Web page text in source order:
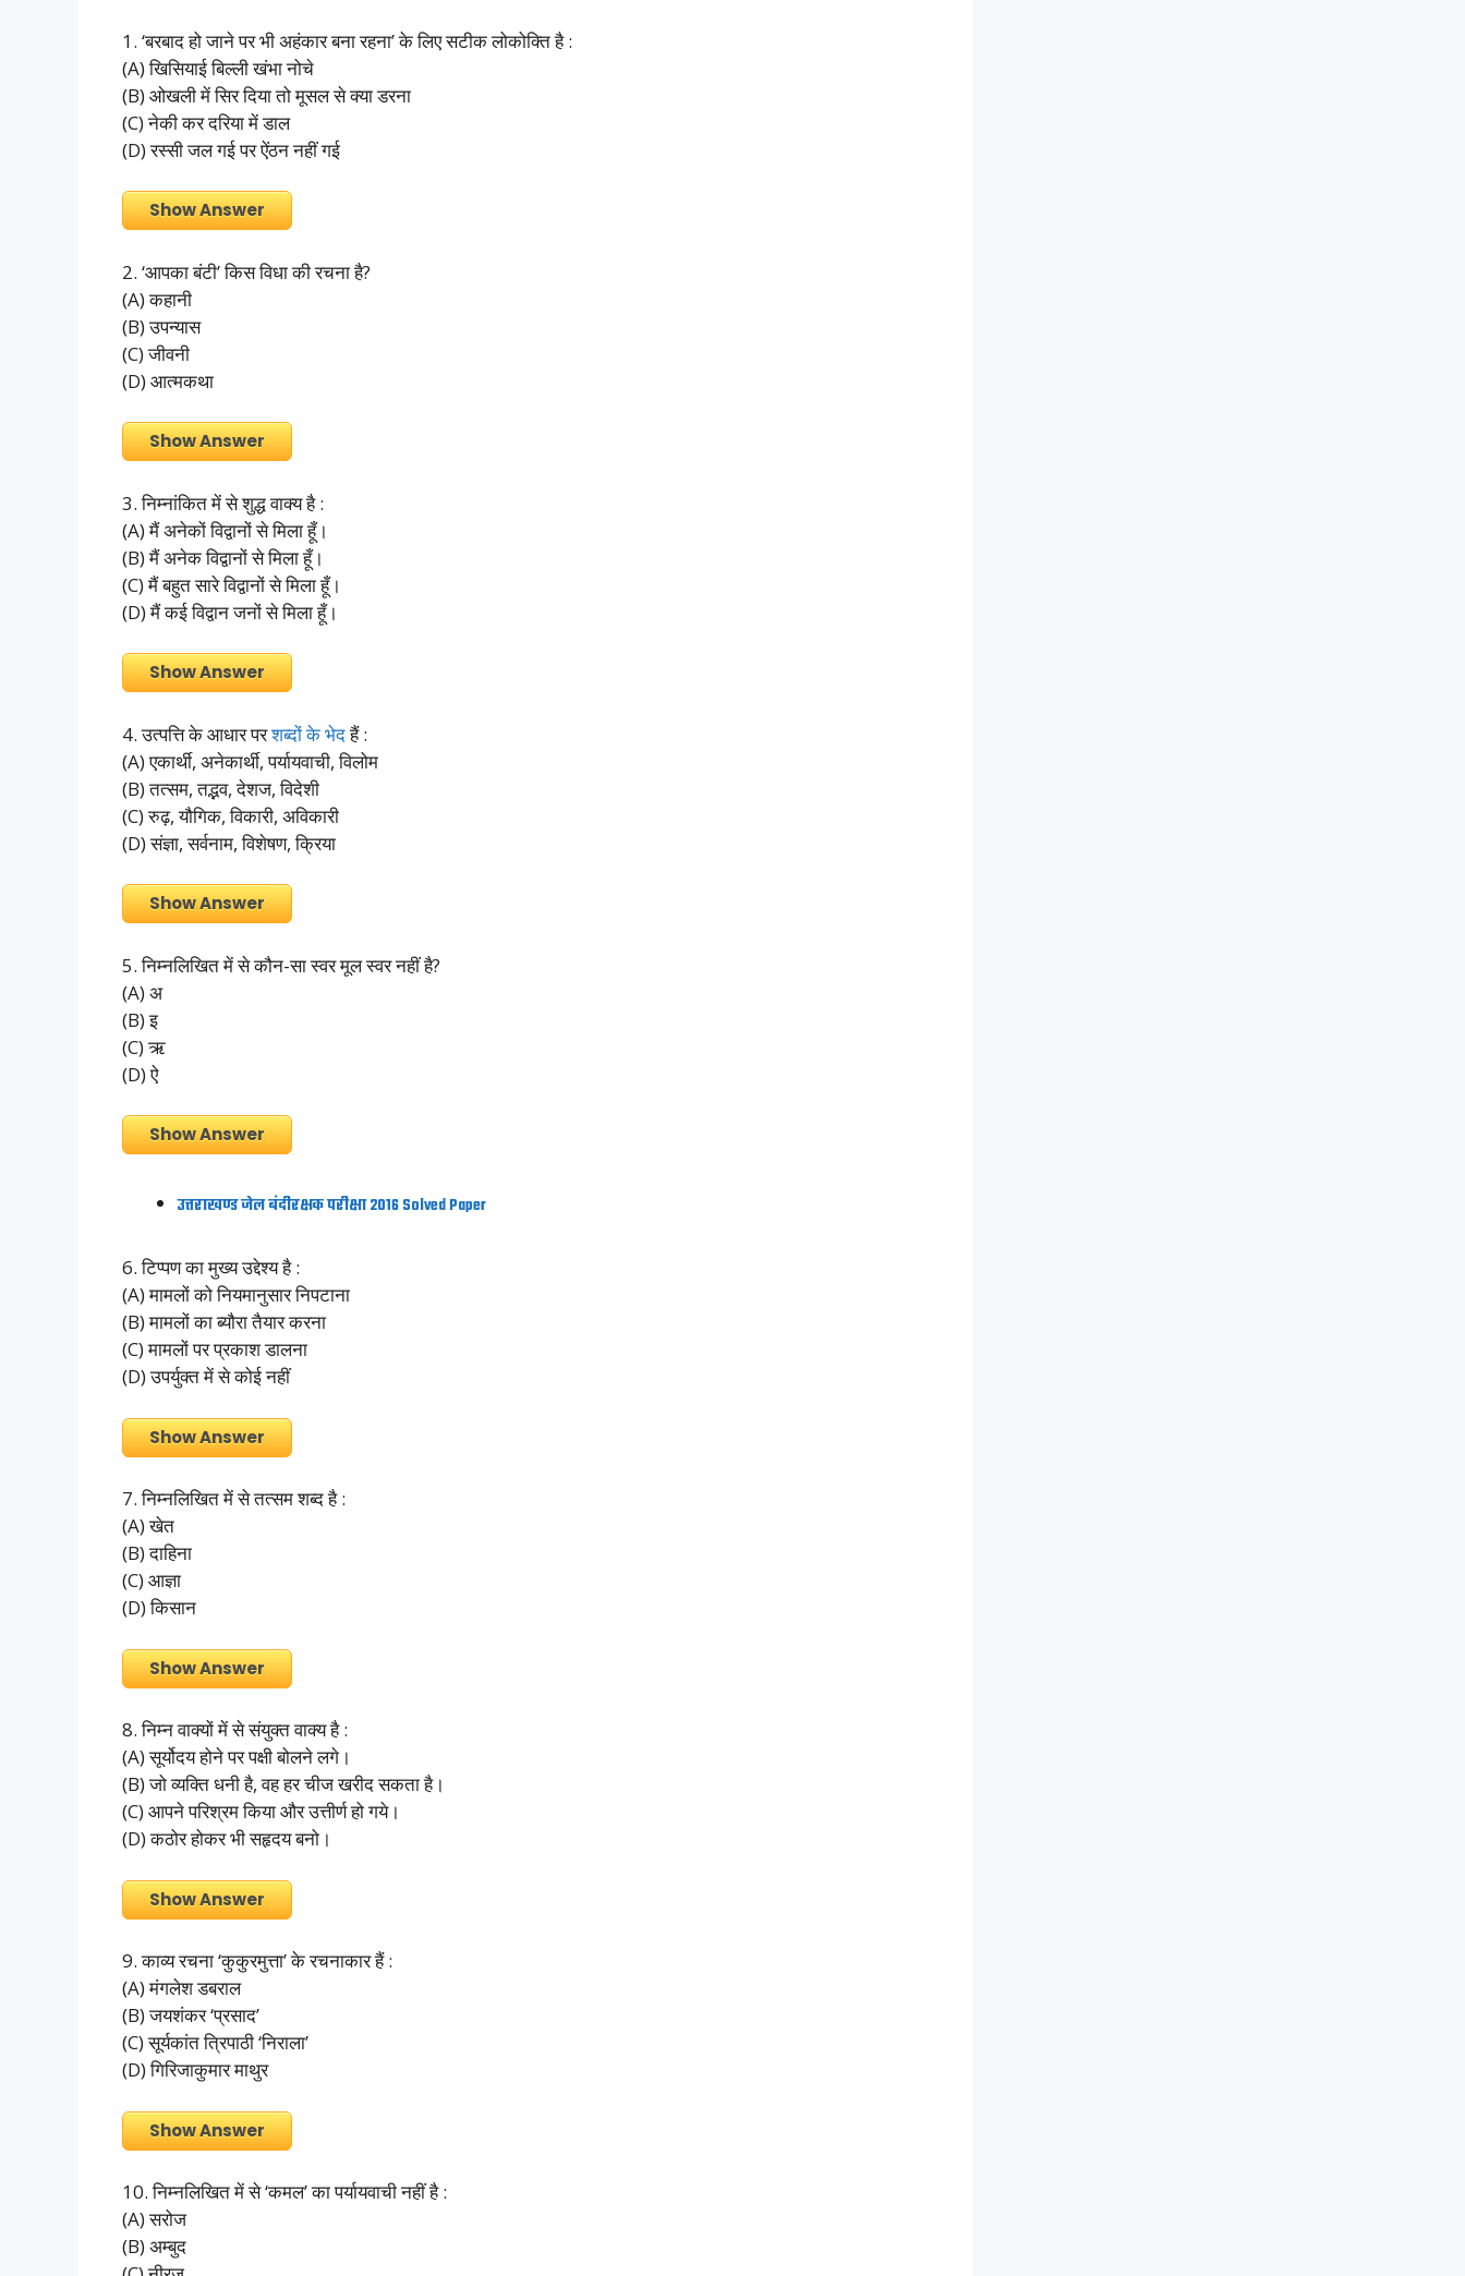
1. ‘बरबाद हो जाने पर भी अहंकार बना रहना’ के लिए सटीक लोकोक्ति है :
(A) खिसियाई बिल्ली खंभा नोचे
(B) ओखली में सिर दिया तो मूसल से क्या डरना
(C) नेकी कर दरिया में डाल
(D) रस्सी जल गई पर ऐंठन नहीं गई
Show Answer
2. ‘आपका बंटी’ किस विधा की रचना है?
(A) कहानी
(B) उपन्यास
(C) जीवनी
(D) आत्मकथा
Show Answer
3. निम्नांकित में से शुद्ध वाक्य है :
(A) मैं अनेकों विद्वानों से मिला हूँ।
(B) मैं अनेक विद्वानों से मिला हूँ।
(C) मैं बहुत सारे विद्वानों से मिला हूँ।
(D) मैं कई विद्वान जनों से मिला हूँ।
Show Answer
4. उत्पत्ति के आधार परशब्दों के भेदहैं :
(A) एकार्थी, अनेकार्थी, पर्यायवाची, विलोम
(B) तत्सम, तद्भव, देशज, विदेशी
(C) रुढ़, यौगिक, विकारी, अविकारी
(D) संज्ञा, सर्वनाम, विशेषण, क्रिया
Show Answer
5. निम्नलिखित में से कौन-सा स्वर मूल स्वर नहीं है?
(A) अ
(B) इ
(C) ऋ
(D) ऐ
Show Answer
उत्तराखण्ड जेल बंदीरक्षक परीक्षा 2016 Solved Paper
6. टिप्पण का मुख्य उद्देश्य है :
(A) मामलों को नियमानुसार निपटाना
(B) मामलों का ब्यौरा तैयार करना
(C) मामलों पर प्रकाश डालना
(D) उपर्युक्त में से कोई नहीं
Show Answer
7. निम्नलिखित में से तत्सम शब्द है :
(A) खेत
(B) दाहिना
(C) आज्ञा
(D) किसान
Show Answer
8. निम्न वाक्यों में से संयुक्त वाक्य है :
(A) सूर्योदय होने पर पक्षी बोलने लगे।
(B) जो व्यक्ति धनी है, वह हर चीज खरीद सकता है।
(C) आपने परिश्रम किया और उत्तीर्ण हो गये।
(D) कठोर होकर भी सहृदय बनो।
Show Answer
9. काव्य रचना ‘कुकुरमुत्ता’ के रचनाकार हैं :
(A) मंगलेश डबराल
(B) जयशंकर ‘प्रसाद’
(C) सूर्यकांत त्रिपाठी ‘निराला’
(D) गिरिजाकुमार माथुर
Show Answer
10. निम्नलिखित में से ‘कमल’ का पर्यायवाची नहीं है :
(A) सरोज
(B) अम्बुद